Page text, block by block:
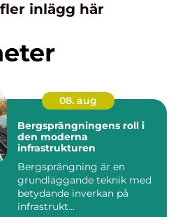
fler inlägg här
08. aug
Bergsprängningens roll i
den moderna
infrastrukturen
Bergsprängning är en
grundläggande teknik med
betydande inverkan på
infrastrukt...